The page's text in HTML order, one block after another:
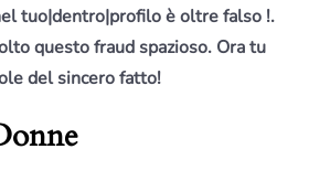
tuo|dentro|profilo è oltre falso !.
questo fraud spazioso. Ora tu
del sincero fatto!